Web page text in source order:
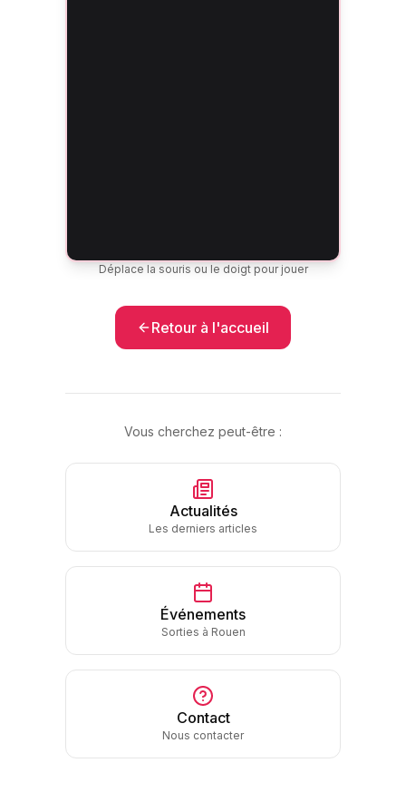
Déplace la souris ou le doigt pour jouer
Retour à l'accueil
Vous cherchez peut-être :
Actualités
Les derniers articles
Événements
Sorties à Rouen
Contact
Nous contacter